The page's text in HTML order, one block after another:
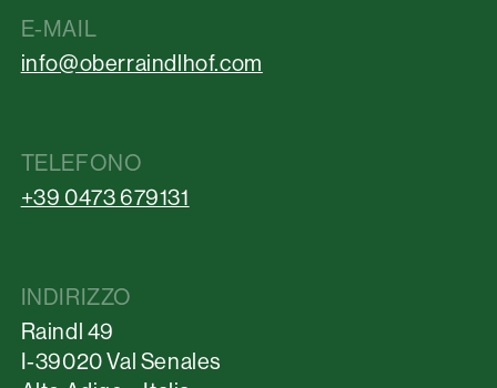
E-MAIL
info@oberraindlhof.com
TELEFONO
+39 0473 679131
INDIRIZZO
Raindl 49
I-39020 Val Senales